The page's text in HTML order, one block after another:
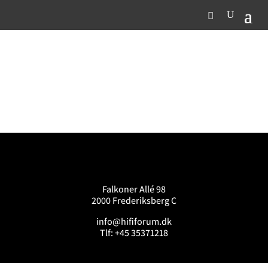
Falkoner Allé 98
2000 Frederiksberg C
info@hififorum.dk
Tlf: +45 35371218